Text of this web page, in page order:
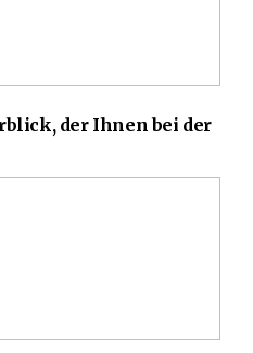
der Ihnen bei der